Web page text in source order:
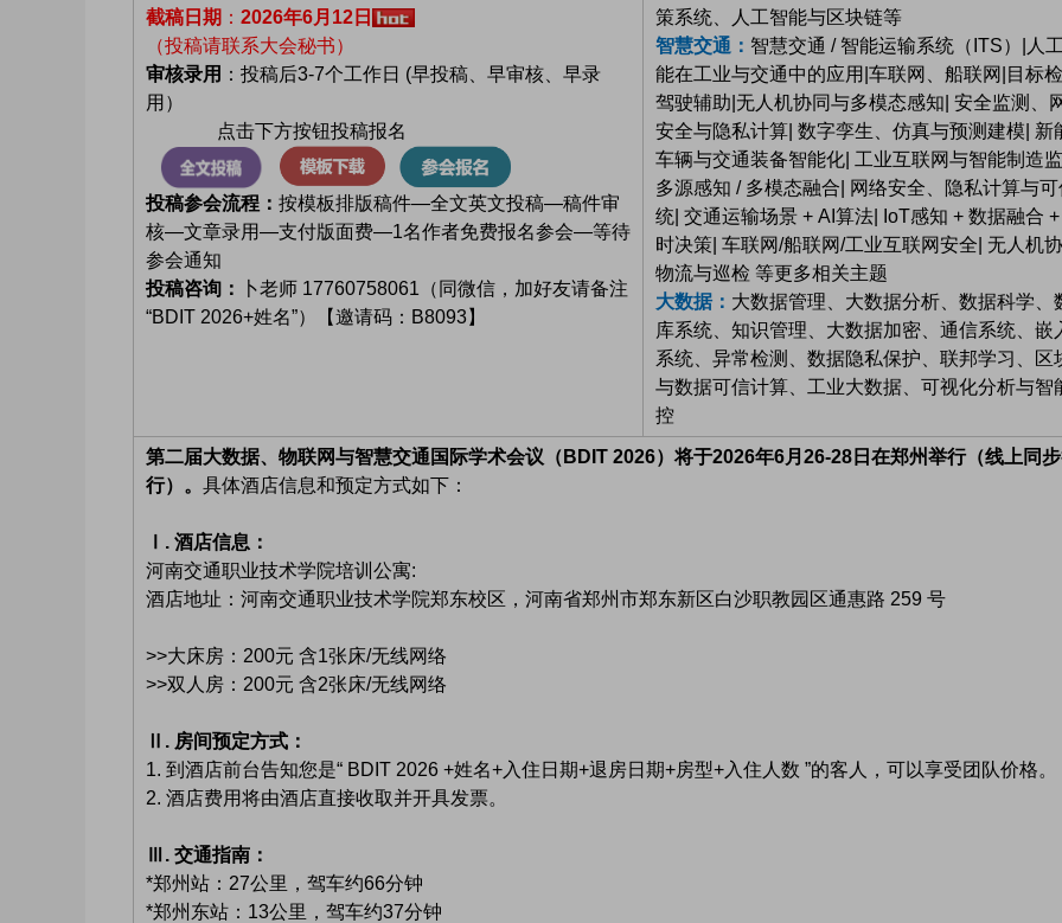
截稿日期 ： 2026年6月12日
（投稿请联系大会秘书）
审核录用 ：投稿后3-7个工作日 (早投稿、早审核、早录
用）
点击下方按钮投稿报名
投稿参会流程： 按模板排版稿件—全文英文投稿—稿件审
核—文章录用—支付版面费—1名作者免费报名参会—等待
参会通知
投稿咨询：
卜老师 17760758061（同微信，加好友请备注
“BDIT 2026+姓名”）【邀请码：B8093】
策系统、人工智能与区块链等
智慧交通： 智慧交通 / 智能运输系统（ITS）|人
能在工业与交通中的应用|车联网、船联网|目标
驾驶辅助|无人机协同与多模态感知| 安全监测、
安全与隐私计算| 数字孪生、仿真与预测建模| 新
车辆与交通装备智能化| 工业互联网与智能制造
多源感知 / 多模态融合| 网络安全、隐私计算与
统| 交通运输场景 + AI算法| IoT感知 + 数据融合
时决策| 车联网/船联网/工业互联网安全| 无人机
物流与巡检 等更多相关主题
大数据： 大数据管理、大数据分析、数据科学、
库系统、知识管理、大数据加密、通信系统、嵌
系统、异常检测、数据隐私保护、联邦学习、区
与数据可信计算、工业大数据、可视化分析与智
控
第二届大数据、物联网与智慧交通国际学术会议（BDIT 2026）将于2026年6月26-28日在郑州举行（线上同
行）。 具体酒店信息和预定方式如下：
Ⅰ. 酒店信息：
河南交通职业技术学院培训公寓:
酒店地址：河南交通职业技术学院郑东校区，河南省郑州市郑东新区白沙职教园区通惠路 259 号
>>大床房：200元 含1张床/无线网络
>>双人房：200元 含2张床/无线网络
Ⅱ. 房间预定方式：
1. 到酒店前台告知您是“ BDIT 2026 +姓名+入住日期+退房日期+房型+入住人数 ”的客人，可以享受团队价格。
2. 酒店费用将由酒店直接收取并开具发票。
Ⅲ. 交通指南：
*郑州站：27公里，驾车约66分钟
*郑州东站：13公里，驾车约37分钟